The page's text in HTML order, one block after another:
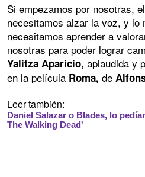
Si empezamos por nosotras,
necesitamos alzar la voz, y lo
necesitamos aprender a
nosotras para poder lograr
Yalitza Aparicio, aplaudida y
en la película Roma, de
Leer también:
Daniel Salazar o Blades, lo
The Walking Dead'